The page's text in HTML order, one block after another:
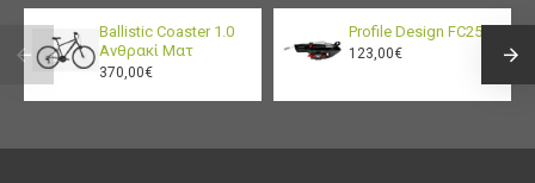
Ballistic Coaster 1.0
Ανθρακί Ματ
370,00€
Profile Design FC25
123,00€